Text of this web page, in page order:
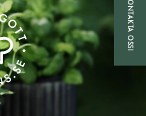
KONTAKTA OSS!